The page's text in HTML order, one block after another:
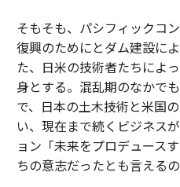
そもそも、パシフィックコ
復興のためにとダム建設に
た、日米の技術者たちによ
身とする。混乱期のなかで
で、日本の土木技術と米国
い、現在まで続くビジネス
ョン「未来をプロデュース
ちの意志だったとも言えるの